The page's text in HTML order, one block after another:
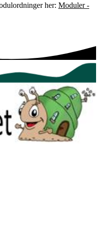
her: Moduler -